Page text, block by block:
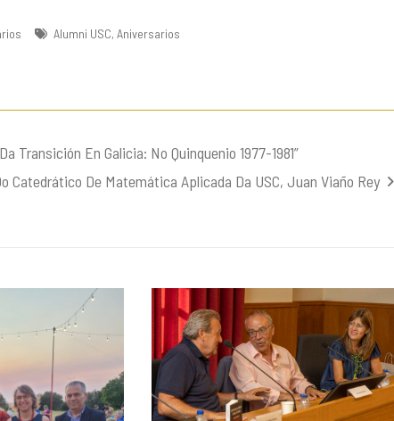
Alumni USC, Aniversarios
Transición En Galicia: No Quinquenio 1977-1981”
Catedrático De Matemática Aplicada Da USC, Juan Viaño Rey